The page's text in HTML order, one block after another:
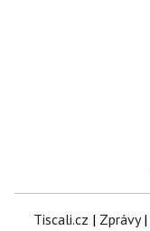
Tiscali.cz | Zprávy|